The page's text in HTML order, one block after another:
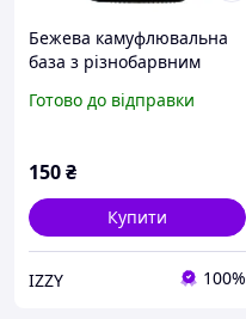
Бежева камуфлювальна
база з різнобарвним
Готово до відправки
150₴
Купити
IZZY 100%